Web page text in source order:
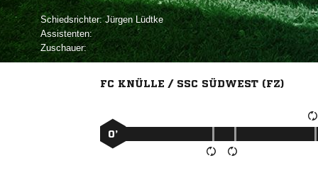
Schiedsrichter:  
Assistenten:
Zuschauer:
FC KNÜLLE / SSC SÜDWEST (FZ)
0’